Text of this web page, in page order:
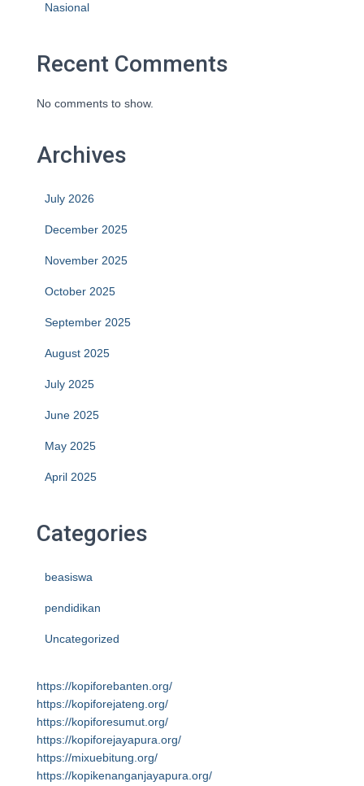
Nasional
Recent Comments
No comments to show.
Archives
July 2026
December 2025
November 2025
October 2025
September 2025
August 2025
July 2025
June 2025
May 2025
April 2025
Categories
beasiswa
pendidikan
Uncategorized
https://kopiforebanten.org/
https://kopiforejateng.org/
https://kopiforesumut.org/
https://kopiforejayapura.org/
https://mixuebitung.org/
https://kopikenanganjayapura.org/